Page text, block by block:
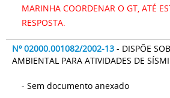
MARINHA COORDENAR O GT, ATÉ
RESPOSTA.
Nº 02000.001082/2002-13 - DISPÕE
AMBIENTAL PARA ATIVIDADES DE
- Sem documento anexado